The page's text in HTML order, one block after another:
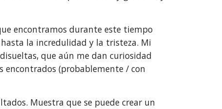
encontramos durante este tiempo
la incredulidad y la tristeza. Mi
que aún me dan curiosidad
encontrados (probablemente / con
Muestra que se puede crear un